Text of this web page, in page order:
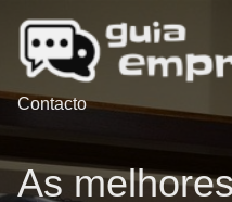
Contacto
As